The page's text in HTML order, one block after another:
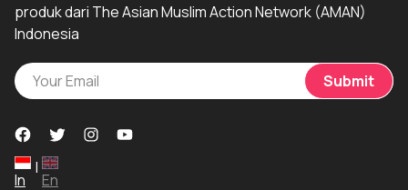
produk dari The Asian Muslim Action Network (AMAN)
Indonesia
Submit
In
|
En